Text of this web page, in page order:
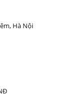
Hà Nội